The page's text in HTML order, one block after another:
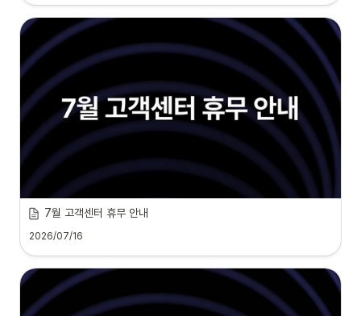
7월 고객센터 휴무 안내
2026/07/16